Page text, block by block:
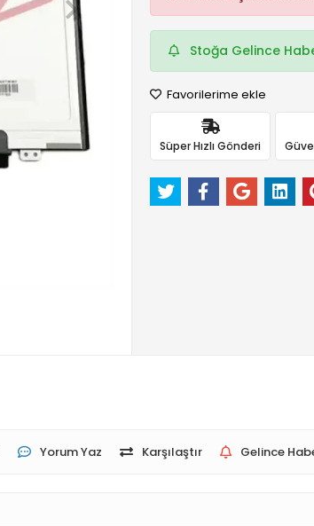
Stoğa Gelince
Favorilerime ekle
Süper Hızlı Gönderi
Yorum Yaz Karşılaştır Gelince